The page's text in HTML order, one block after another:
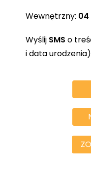
Wewnętrzny: 04
Wyślij SMS o
i data